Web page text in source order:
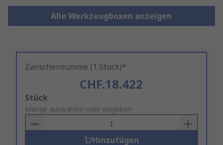
Alle Werkzeugboxen anzeigen
Zwischensumme (1 Stück)*
CHF.18.422
Add
to
Basket
Stück
Menge auswählen oder eingeben
Hinzufügen